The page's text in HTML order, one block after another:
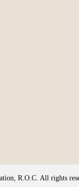
R.O.C. All rights